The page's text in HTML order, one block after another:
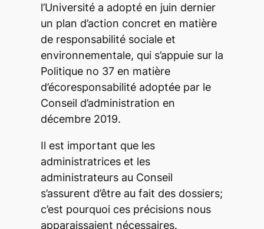
l’Université a adopté en juin dernier
un plan d’action concret en matière
de responsabilité sociale et
environnementale, qui s’appuie sur la
Politique no 37 en matière
d’écoresponsabilité adoptée par le
Conseil d’administration en
décembre 2019.
Il est important que les
administratrices et les
administrateurs au Conseil
s’assurent d’être au fait des dossiers;
c’est pourquoi ces précisions nous
apparaissaient nécessaires.